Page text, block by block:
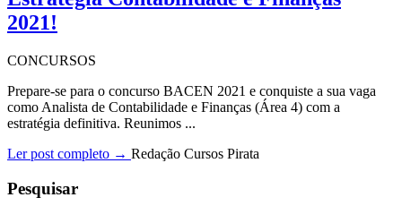
2021!
CONCURSOS
Prepare-se para o concurso BACEN 2021 e conquiste a sua vaga
como Analista de Contabilidade e Finanças (Área 4) com a
estratégia definitiva. Reunimos ...
Ler post completo → Redação Cursos Pirata
Pesquisar